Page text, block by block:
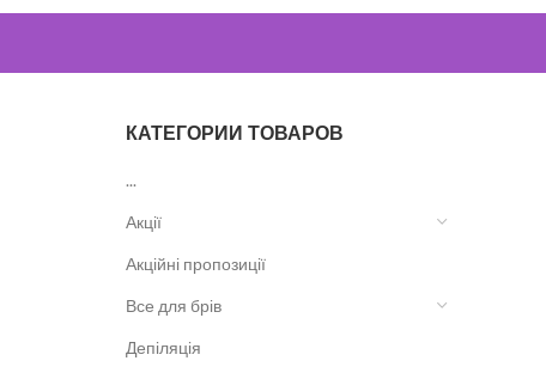
КАТЕГОРИИ ТОВАРОВ
...
Акції
Акційні пропозиції
Все для брів
Депіляція